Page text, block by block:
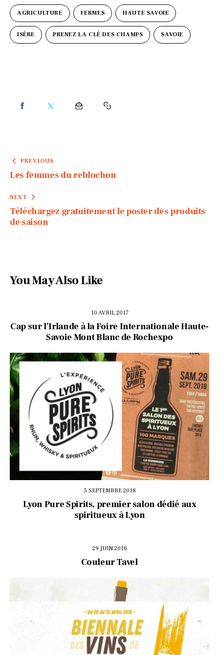
AGRICULTURE FERMES HAUTE SAVOIE
ISÈRE PRENEZ LA CLÉ DES CHAMPS SAVOIE
PREVIOUS
Les femmes du reblochon
NEXT
Téléchargez gratuitement le poster des produits
de saison
You May Also Like
10 AVRIL 2017
Cap sur l’Irlande à la Foire Internationale Haute-
Savoie Mont Blanc de Rochexpo
5 SEPTEMBRE 2018
Lyon Pure Spirits, premier salon dédié aux
spiritueux à Lyon
29 JUIN 2016
Couleur Tavel